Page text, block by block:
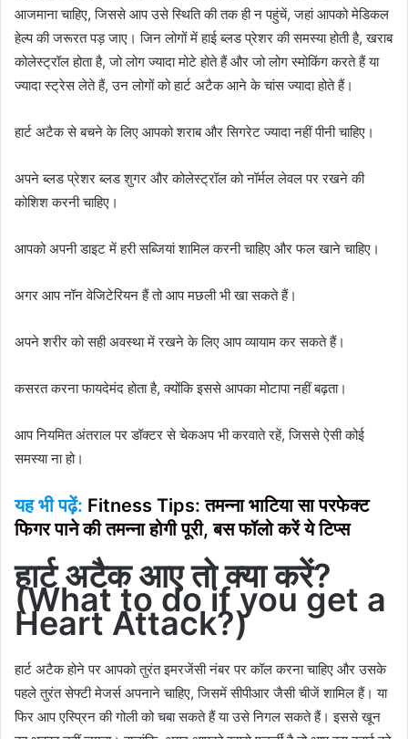
आजमाना चाहिए, जिससे आप उसे स्थिति की तक ही न पहुंचें, जहां आपको मेडिकल
हेल्प की जरूरत पड़ जाए। जिन लोगों में हाई ब्लड प्रेशर की समस्या होती है, खराब
कोलेस्ट्रॉल होता है, जो लोग ज्यादा मोटे होते हैं और जो लोग स्मोकिंग करते हैं या
ज्यादा स्ट्रेस लेते हैं, उन लोगों को हार्ट अटैक आने के चांस ज्यादा होते हैं।
हार्ट अटैक से बचने के लिए आपको शराब और सिगरेट ज्यादा नहीं पीनी चाहिए।
अपने ब्लड प्रेशर ब्लड शुगर और कोलेस्ट्रॉल को नॉर्मल लेवल पर रखने की
कोशिश करनी चाहिए।
आपको अपनी डाइट में हरी सब्जियां शामिल करनी चाहिए और फल खाने चाहिए।
अगर आप नॉन वेजिटेरियन हैं तो आप मछली भी खा सकते हैं।
अपने शरीर को सही अवस्था में रखने के लिए आप व्यायाम कर सकते हैं।
कसरत करना फायदेमंद होता है, क्योंकि इससे आपका मोटापा नहीं बढ़ता।
आप नियमित अंतराल पर डॉक्टर से चेकअप भी करवाते रहें, जिससे ऐसी कोई
समस्या ना हो।
यह भी पढ़ें: Fitness Tips: तमन्‍ना भाटिया सा परफेक्ट
फिगर पाने की तमन्ना होगी पूरी, बस फॉलो करें ये टिप्‍स
हार्ट अटैक आए तो क्या करें?
(What to do if you get a
Heart Attack?)
हार्ट अटैक होने पर आपको तुरंत इमरजेंसी नंबर पर कॉल करना चाहिए और उसके
पहले तुरंत सेफ्टी मेजर्स अपनाने चाहिए, जिसमें सीपीआर जैसी चीजें शामिल हैं। या
फिर आप एस्प्रिन की गोली को चबा सकते हैं या उसे निगल सकते हैं। इससे खून